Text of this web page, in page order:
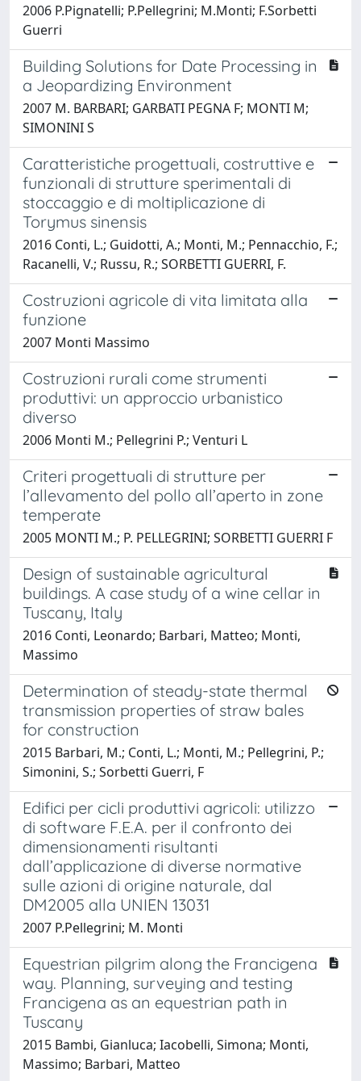
2006 P.Pignatelli; P.Pellegrini; M.Monti; F.Sorbetti
Guerri
Building Solutions for Date Processing in
a Jeopardizing Environment
2007 M. BARBARI; GARBATI PEGNA F; MONTI M;
SIMONINI S
Caratteristiche progettuali, costruttive e
funzionali di strutture sperimentali di
stoccaggio e di moltiplicazione di
Torymus sinensis
2016 Conti, L.; Guidotti, A.; Monti, M.; Pennacchio, F.;
Racanelli, V.; Russu, R.; SORBETTI GUERRI, F.
Costruzioni agricole di vita limitata alla
funzione
2007 Monti Massimo
Costruzioni rurali come strumenti
produttivi: un approccio urbanistico
diverso
2006 Monti M.; Pellegrini P.; Venturi L
Criteri progettuali di strutture per
l’allevamento del pollo all’aperto in zone
temperate
2005 MONTI M.; P. PELLEGRINI; SORBETTI GUERRI F
Design of sustainable agricultural
buildings. A case study of a wine cellar in
Tuscany, Italy
2016 Conti, Leonardo; Barbari, Matteo; Monti,
Massimo
Determination of steady-state thermal
transmission properties of straw bales
for construction
2015 Barbari, M.; Conti, L.; Monti, M.; Pellegrini, P.;
Simonini, S.; Sorbetti Guerri, F
Edifici per cicli produttivi agricoli: utilizzo
di software F.E.A. per il confronto dei
dimensionamenti risultanti
dall’applicazione di diverse normative
sulle azioni di origine naturale, dal
DM2005 alla UNIEN 13031
2007 P.Pellegrini; M. Monti
Equestrian pilgrim along the Francigena
way. Planning, surveying and testing
Francigena as an equestrian path in
Tuscany
2015 Bambi, Gianluca; Iacobelli, Simona; Monti,
Massimo; Barbari, Matteo